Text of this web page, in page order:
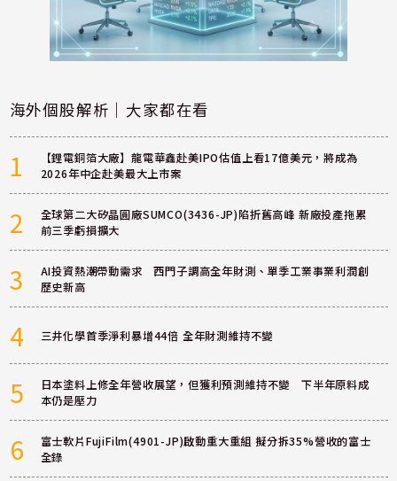
海外個股解析｜大家都在看
1
【鋰電銅箔大廠】龍電華鑫赴美IPO估值上看17億美元，將成為
2026年中企赴美最大上市案
2
全球第二大矽晶圓廠SUMCO(3436-JP)陷折舊高峰 新廠投產拖累
前三季虧損擴大
3
AI投資熱潮帶動需求 西門子調高全年財測、單季工業事業利潤創
歷史新高
4 三井化學首季淨利暴增44倍 全年財測維持不變
5
日本塗料上修全年營收展望，但獲利預測維持不變 下半年原料成
本仍是壓力
6
富士軟片FujiFilm(4901-JP)啟動重大重組 擬分拆35%營收的富士
全錄